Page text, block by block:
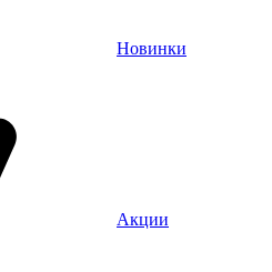
Новинки
Акции